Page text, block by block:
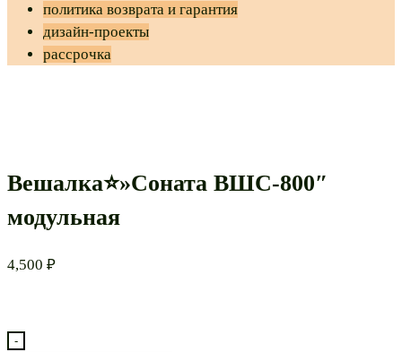
политика возврата и гарантия
дизайн-проекты
рассрочка
Вешалка⭐»Соната ВШС-800″
модульная
4,500 ₽
-